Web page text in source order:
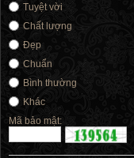
Tuyệt vời
Chất lượng
Đẹp
Chuẩn
Bình thường
Khác
Mã bảo mật: